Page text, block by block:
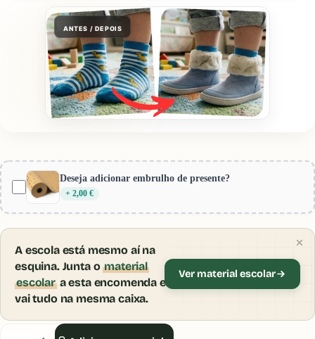
ANTES / DEPOIS
Mist Blue
Provador Virtual.
Deseja adicionar embrulho de presente?
+ 2,00 €
A escola está mesmo aí na
esquina. Junta omaterial
escolara esta encomenda e
vai tudo na mesma caixa.
Ver material escolar